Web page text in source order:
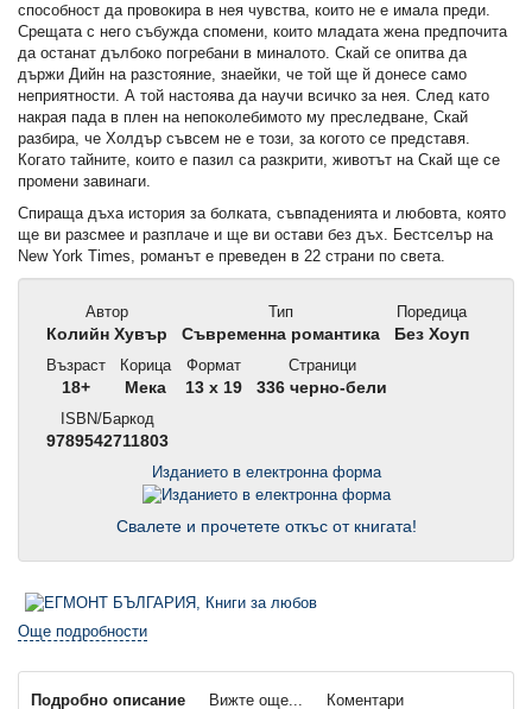
способност да провокира в нея чувства, които не е имала преди.
Срещата с него събужда спомени, които младата жена предпочита
да останат дълбоко погребани в миналото. Скай се опитва да
държи Дийн на разстояние, знаейки, че той ще й донесе само
неприятности. А той настоява да научи всичко за нея. След като
накрая пада в плен на непоколебимото му преследване, Скай
разбира, че Холдър съвсем не е този, за когото се представя.
Когато тайните, които е пазил са разкрити, животът на Скай ще се
промени завинаги.
Спираща дъха история за болката, съвпаденията и любовта, която
ще ви разсмее и разплаче и ще ви остави без дъх. Бестселър на
New York Times, романът е преведен в 22 страни по света.
Автор
Колийн Хувър
Тип
Съвременна романтика
Поредица
Без Хоуп
Възраст
18+
Корица
Мека
Формат
13 x 19
Страници
336 черно-бели
ISBN/Баркод
9789542711803
Изданието в електронна форма
Свалете и прочетете откъс от книгата!
Още подробности
Подробно описание Вижте още... Коментари